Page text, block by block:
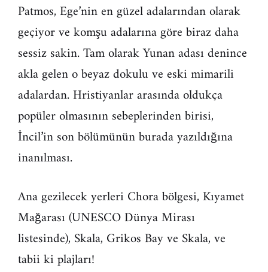
Patmos, Ege’nin en güzel adalarından olarak
geçiyor ve komşu adalarına göre biraz daha
sessiz sakin. Tam olarak Yunan adası denince
akla gelen o beyaz dokulu ve eski mimarili
adalardan. Hristiyanlar arasında oldukça
popüler olmasının sebeplerinden birisi,
İncil’in son bölümünün burada yazıldığına
inanılması.
Ana gezilecek yerleri Chora bölgesi, Kıyamet
Mağarası (UNESCO Dünya Mirası
listesinde), Skala, Grikos Bay ve Skala, ve
tabii ki plajları!